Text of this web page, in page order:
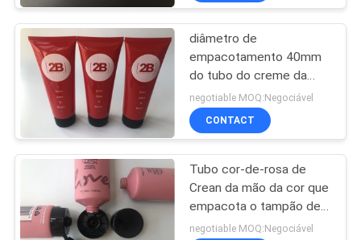
EXCURSÃO
DA
FÁBRICA
CONTROLE
DA
QUALIDADE
CONTACTE-
Tubos cosméticos
plásticos
62
Tubos de creme
59
diâmetro de
empacotamento 40mm
do tubo do creme da
mão da cor 2B vermelha
cauda de 2 cores selada
negotiable MOQ:Negociável
CONTACT
Tubo cor-de-rosa de
Crean da mão da cor que
empacota o tampão de
carimbo quente da parte
negotiable MOQ:Negociável